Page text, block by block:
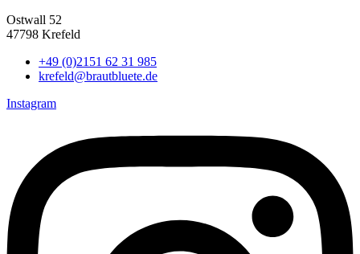
Ostwall 52
47798 Krefeld
+49 (0)2151 62 31 985
krefeld@brautbluete.de
Instagram